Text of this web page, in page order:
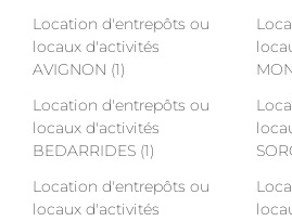
Location d'entrepôts ou
locaux d'activités
AVIGNON (1)
Location d'entrepôts ou
locaux d'activités
BEDARRIDES (1)
Location d'entrepôts ou
locaux d'activités